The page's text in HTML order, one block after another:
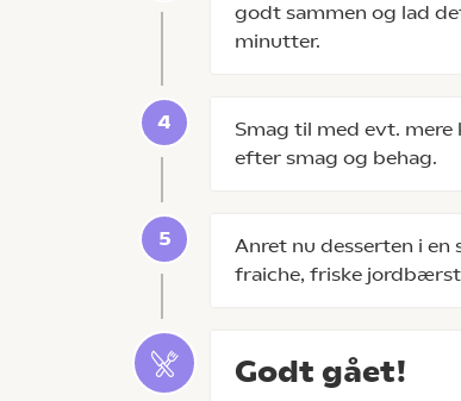
godt sammen og lad
minutter.
Smag til med evt. mere
efter smag og behag.
Anret nu desserten i en
fraiche, friske
Godt gået!